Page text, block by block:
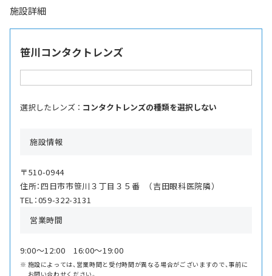
施設詳細
笹川コンタクトレンズ
選択したレンズ ： コンタクトレンズの種類を選択しない
施設情報
〒510-0944
住所：四日市市笹川３丁目３５番 （吉田眼科医院隣）
TEL：059-322-3131
営業時間
9:00〜12:00 16:00〜19:00
施設によっては、営業時間と受付時間が異なる場合がございますので、事前に
お問い合わせください。